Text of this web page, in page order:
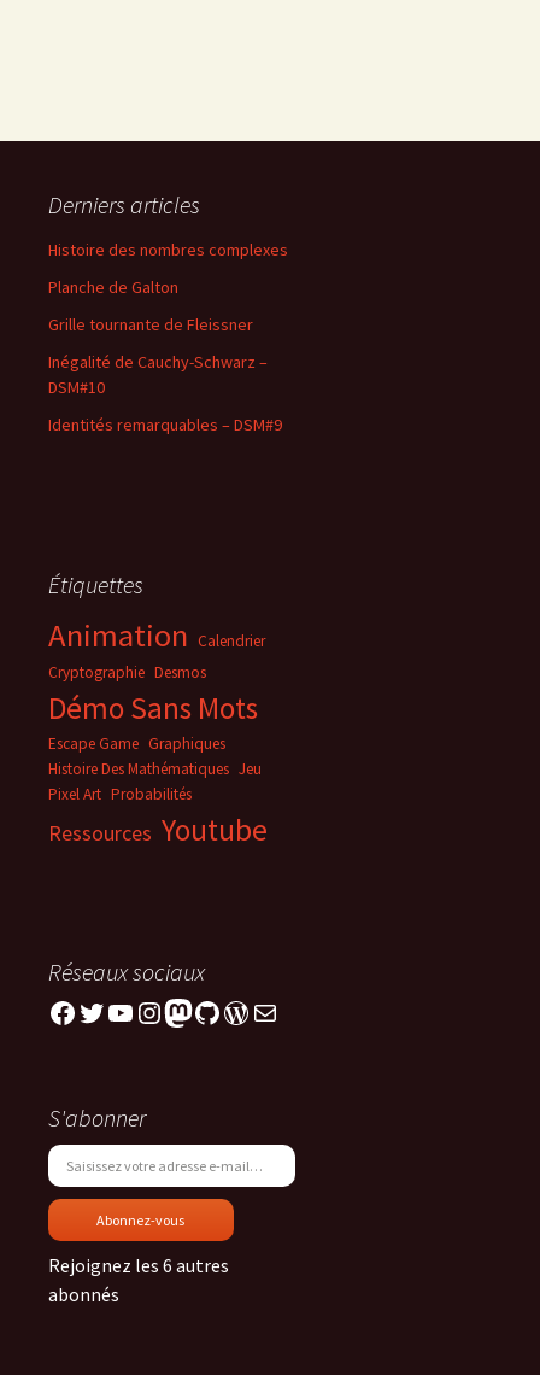
Derniers articles
Histoire des nombres complexes
Planche de Galton
Grille tournante de Fleissner
Inégalité de Cauchy-Schwarz –
DSM#10
Identités remarquables – DSM#9
Étiquettes
Animation Calendrier
Cryptographie Desmos
Démo Sans Mots
Escape Game Graphiques
Histoire Des Mathématiques Jeu
Pixel Art Probabilités
Ressources Youtube
Réseaux sociaux
Facebook
Twitter
YouTube
Instagram
Mastodon
GitHub
WordPress
E-mail
S'abonner
Saisissez votre adresse e-mail…
Abonnez-vous
Rejoignez les 6 autres
abonnés